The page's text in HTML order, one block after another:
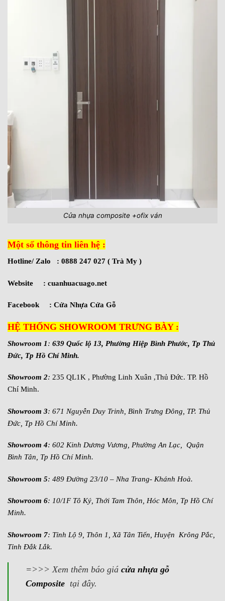
Cửa nhựa composite +ofix ván
Một số thông tin liên hệ :
Hotline/ Zalo : 0888 247 027 ( Trà My )
Website : cuanhuacuago.net
Facebook : Cửa Nhựa Cửa Gỗ
HỆ THỐNG SHOWROOM TRƯNG BÀY :
Showroom 1: 639 Quốc lộ 13, Phường Hiệp Bình Phước, Tp Thủ
Đức, Tp Hồ Chí Minh.
Showroom 2: 235 QL1K , Phường Linh Xuân ,Thủ Đức. TP. Hồ
Chí Minh.
Showroom 3: 671 Nguyễn Duy Trinh, Bình Trưng Đông, TP. Thủ
Đức, Tp Hồ Chí Minh.
Showroom 4: 602 Kinh Dương Vương, Phường An Lạc, Quận
Bình Tân, Tp Hồ Chí Minh.
Showroom 5: 489 Đường 23/10 – Nha Trang- Khánh Hoà.
Showroom 6: 10/1F Tô Ký, Thới Tam Thôn, Hóc Môn, Tp Hồ Chí
Minh.
Showroom 7: Tỉnh Lộ 9, Thôn 1, Xã Tân Tiến, Huyện Krông Pắc,
Tỉnh Đắk Lắk.
=>>> Xem thêm báo giá cửa nhựa gỗ
Composite tại đây.